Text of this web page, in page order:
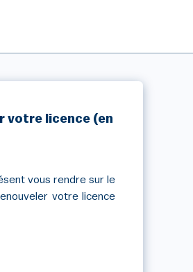
votre licence (en
vous rendre sur le
votre licence